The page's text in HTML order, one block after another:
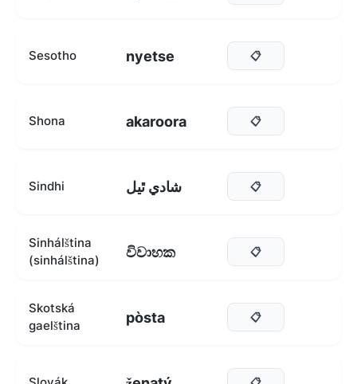
Sesotho nyetse 📋
Shona akaroora 📋
Sindhi شادي ٿيل 📋
Sinhálština
(sinhálština)
විවාහක 📋
Skotská
gaelština
pòsta 📋